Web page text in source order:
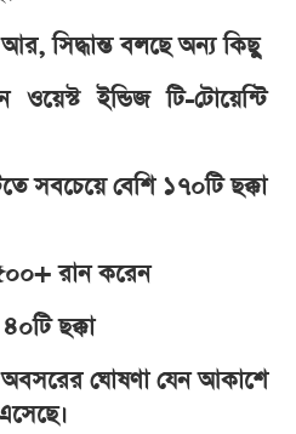
সিদ্ধান্ত বলছে অন্য কিছু
ইন্ডিজ টি-টোয়েন্টি
সবচেয়ে বেশি ১৭০টি ছক্কা
রান করেন
ছক্কা
ঘোষণা যেন আকাশে